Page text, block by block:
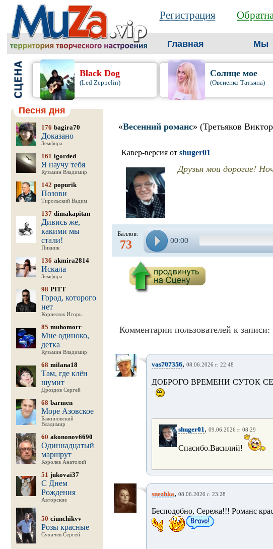
Регистрация
Главная Мы
Black Dog
(Led Zeppelin)
Солнце мое
(Овсиенко Татьяна)
Песня дня
176 bagira70
Доказано
Земфира
161 igorded
Я научу тебя
Кузьмин Владимир
142 popurik
Позови
Тирольский Вадим
137 dimakapitan
Дивись же,
какими мы
стали!
Пикник
136 akmira2814
Искала
Земфира
98 PITT
Город, которого
нет
Корнелюк Игорь
85 muhomorr
Мне одиноко,
детка
Кузьмин Владимир
68 milana18
Там, где клён
шумит
Дроздов Сергей
68 barmen
Море Азовское
Бажиновский
Владимир
60 akononov6690
Одиннадцатый
маршрут
Королев Анатолий
51 jukovai37
С Днем
Рождения
Авторские
50 ciunchikvv
Розы красные
Сухачев Сергей
«Весенний романс» (Третьяков
Кавер-версия от shuger01
Друзья мои дорогие!
Баллов:
73 00:00
Комментарии пользователей к записи:
vas707356, 08.06.2026 г. 22:48
ДОБРОГО ВРЕМЕНИ СУТОК
shuger01, 09.06.2026 г. 08:29
Спасибо.Василий!
snezhka, 08.06.2026 г. 23:28
Бесподобно, Сережа!!! Романс